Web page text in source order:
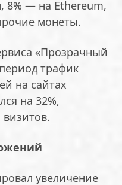
8% — на Ethereum,
монеты.
«Прозрачный
трафик
на сайтах
на 32%,
увеличение